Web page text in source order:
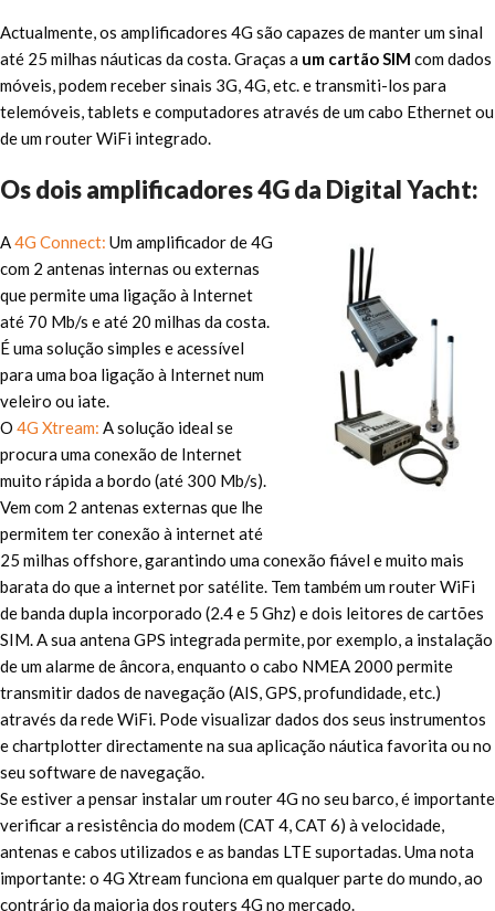
Actualmente, os amplificadores 4G são capazes de manter um sinal
até 25 milhas náuticas da costa. Graças a um cartão SIM com dados
móveis, podem receber sinais 3G, 4G, etc. e transmiti-los para
telemóveis, tablets e computadores através de um cabo Ethernet ou
de um router WiFi integrado.
Os dois amplificadores 4G da Digital Yacht:
A4G Connect: Um amplificador de 4G
com 2 antenas internas ou externas
que permite uma ligação à Internet
até 70 Mb/s e até 20 milhas da costa.
É uma solução simples e acessível
para uma boa ligação à Internet num
veleiro ou iate.
O 4G Xtream: A solução ideal se
procura uma conexão de Internet
muito rápida a bordo (até 300 Mb/s).
Vem com 2 antenas externas que lhe
permitem ter conexão à internet até
25 milhas offshore, garantindo uma conexão fiável e muito mais
barata do que a internet por satélite. Tem também um router WiFi
de banda dupla incorporado (2.4 e 5 Ghz) e dois leitores de cartões
SIM. A sua antena GPS integrada permite, por exemplo, a instalação
de um alarme de âncora, enquanto o cabo NMEA 2000 permite
transmitir dados de navegação (AIS, GPS, profundidade, etc.)
através da rede WiFi. Pode visualizar dados dos seus instrumentos
e chartplotter directamente na sua aplicação náutica favorita ou no
seu software de navegação.
Se estiver a pensar instalar um router 4G no seu barco, é importante
verificar a resistência do modem (CAT 4, CAT 6) à velocidade,
antenas e cabos utilizados e as bandas LTE suportadas. Uma nota
importante: o 4G Xtream funciona em qualquer parte do mundo, ao
contrário da maioria dos routers 4G no mercado.